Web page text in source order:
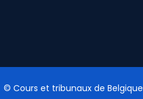
© Cours et tribunaux de Belgique